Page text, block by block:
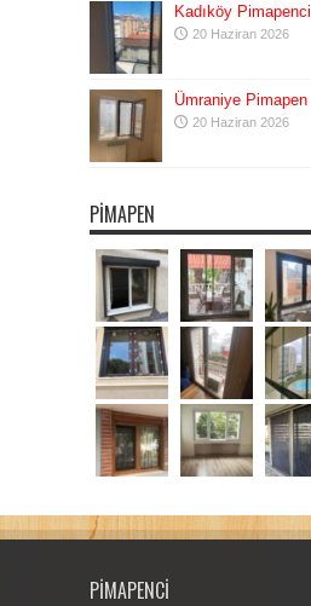
Kadıköy Pimapenci
20 Haziran 2026
Ümraniye Pimapen
20 Haziran 2026
PIMAPEN
PIMAPENCI